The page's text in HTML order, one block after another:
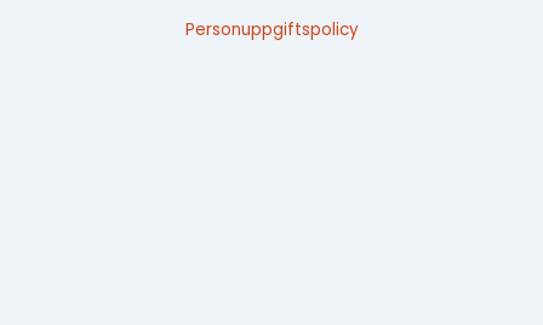
Personuppgiftspolicy